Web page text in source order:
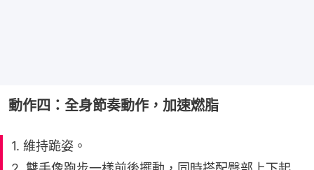
動作四：全身節奏動作，加速燃脂
1. 維持跪姿。